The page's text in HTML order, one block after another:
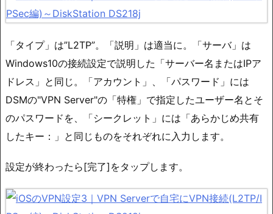
「タイプ」は”L2TP”。「説明」は適当に。「サーバ」は
Windows10の接続設定で説明した「サーバー名またはIPア
ドレス」と同じ。「アカウント」、「パスワード」には
DSMの"VPN Server"の「特権」で指定したユーザー名とそ
のパスワードを、「シークレット」には「あらかじめ共有
したキー：」と同じものをそれぞれに入力します。
設定が終わったら[完了]をタップします。